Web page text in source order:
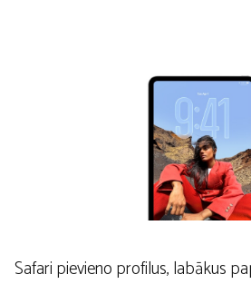
Safari pievieno profilus, labākus